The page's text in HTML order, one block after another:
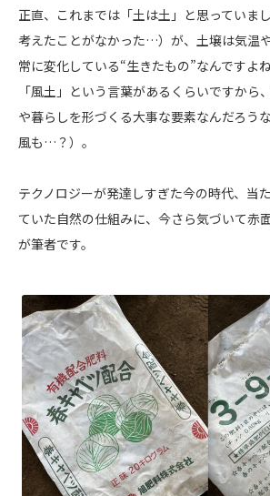
正直、これまでは「土は土」と思っていま
考えたことがなかった…）が、土壌は気温
常に変化している“生きたもの”なんですよね
「風土」という言葉があるくらいですから
や暮らしを形づくる大事な要素なんだろう
風も…？）。
テクノロジーが発達しすぎた今の時代、当
ていた自然の仕組みに、今さら気づいて赤面
が筆者です。